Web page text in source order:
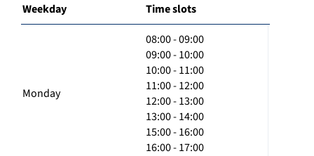
Weekday Time slots
Monday
08:00 - 09:00
09:00 - 10:00
10:00 - 11:00
11:00 - 12:00
12:00 - 13:00
13:00 - 14:00
15:00 - 16:00
16:00 - 17:00